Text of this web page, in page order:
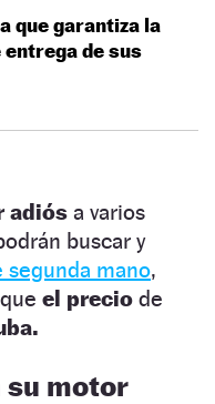
que garantiza la
entrega de sus
adiós a varios
buscar y
mano,
el precio de
su motor